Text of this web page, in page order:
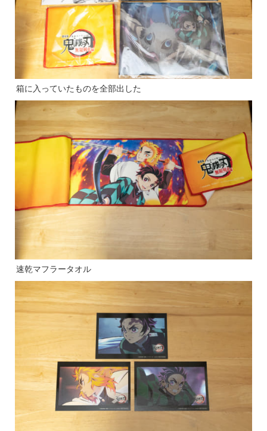
箱に入っていたものを全部出した
速乾マフラータオル